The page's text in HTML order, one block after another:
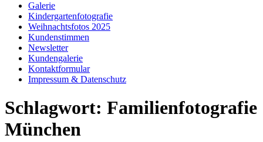
Galerie
Kindergartenfotografie
Weihnachtsfotos 2025
Kundenstimmen
Newsletter
Kundengalerie
Kontaktformular
Impressum & Datenschutz
Schlagwort: Familienfotografie
München